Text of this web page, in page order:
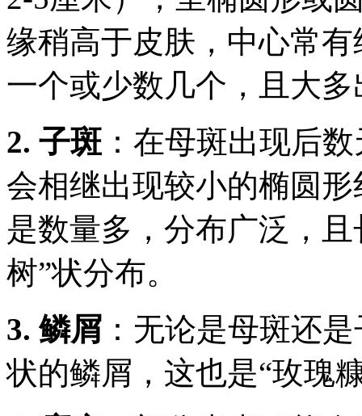
缘稍高于皮肤，中心常
一个或少数几个，且大
2. 子斑 ：在母斑出现后
会相继出现较小的椭圆
是数量多，分布广泛，
树”状分布。
3. 鳞屑 ：无论是母斑还
状的鳞屑，这也是“玫瑰